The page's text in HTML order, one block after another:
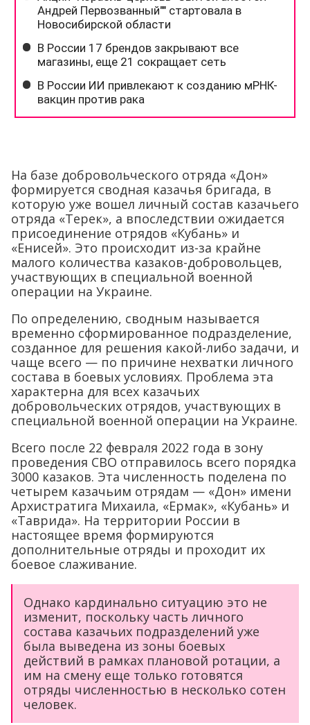
На базе добровольческого отряда «Дон»
формируется сводная казачья бригада, в
которую уже вошел личный состав казачьего
отряда «Терек», а впоследствии ожидается
присоединение отрядов «Кубань» и
«Енисей». Это происходит из-за крайне
малого количества казаков-добровольцев,
участвующих в специальной военной
операции на Украине.
По определению, сводным называется
временно сформированное подразделение,
созданное для решения какой-либо задачи, и
чаще всего — по причине нехватки личного
состава в боевых условиях. Проблема эта
характерна для всех казачьих
добровольческих отрядов, участвующих в
специальной военной операции на Украине.
Всего после 22 февраля 2022 года в зону
проведения СВО отправилось всего порядка
3000 казаков. Эта численность поделена по
четырем казачьим отрядам — «Дон» имени
Архистратига Михаила, «Ермак», «Кубань» и
«Таврида». На территории России в
настоящее время формируются
дополнительные отряды и проходит их
боевое слаживание.
Однако кардинально ситуацию это не
изменит, поскольку часть личного
состава казачьих подразделений уже
была выведена из зоны боевых
действий в рамках плановой ротации, а
им на смену еще только готовятся
отряды численностью в несколько сотен
человек.